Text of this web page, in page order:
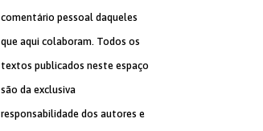
comentário pessoal daqueles
que aqui colaboram. Todos os
textos publicados neste espaço
são da exclusiva
responsabilidade dos autores e